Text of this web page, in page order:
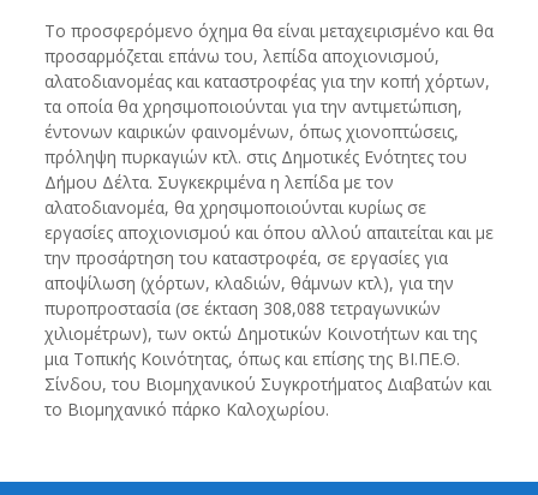
Το προσφερόμενο όχημα θα είναι μεταχειρισμένο και θα
προσαρμόζεται επάνω του, λεπίδα αποχιονισμού,
αλατοδιανομέας και καταστροφέας για την κοπή χόρτων,
τα οποία θα χρησιμοποιούνται για την αντιμετώπιση,
έντονων καιρικών φαινομένων, όπως χιονοπτώσεις,
πρόληψη πυρκαγιών κτλ. στις Δημοτικές Ενότητες του
Δήμου Δέλτα. Συγκεκριμένα η λεπίδα με τον
αλατοδιανομέα, θα χρησιμοποιούνται κυρίως σε
εργασίες αποχιονισμού και όπου αλλού απαιτείται και με
την προσάρτηση του καταστροφέα, σε εργασίες για
αποψίλωση (χόρτων, κλαδιών, θάμνων κτλ), για την
πυροπροστασία (σε έκταση 308,088 τετραγωνικών
χιλιομέτρων), των οκτώ Δημοτικών Κοινοτήτων και της
μια Τοπικής Κοινότητας, όπως και επίσης της ΒΙ.ΠΕ.Θ.
Σίνδου, του Βιομηχανικού Συγκροτήματος Διαβατών και
το Βιομηχανικό πάρκο Καλοχωρίου.